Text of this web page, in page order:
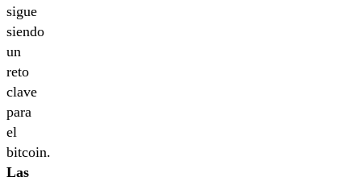
sigue
siendo
un
reto
clave
para
el
bitcoin.
Las